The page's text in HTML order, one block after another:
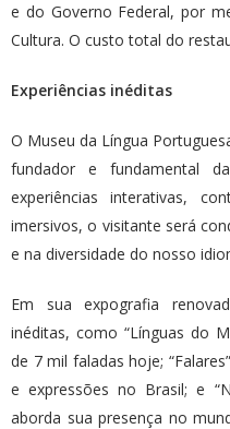
e do Governo Federal, por
Cultura. O custo total do
Experiências inéditas
O Museu da Língua
fundador e fundamental
experiências interativas,
imersivos, o visitante será
e na diversidade do nosso
Em sua expografia
inéditas, como “Línguas do
de 7 mil faladas hoje;
e expressões no Brasil; e
aborda sua presença no